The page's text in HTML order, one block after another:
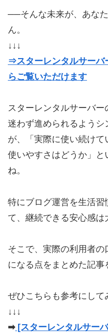
──そんな未来が、あな
ん。
↓↓↓
⇒スターレンタルサーバ
らご覧いただけます
スターレンタルサーバー
迷わず進められるよう
が、「実際に使い続け
使いやすさはどうか」と
ね。
特にブログ運営を生活習
て、継続できる安心感は
そこで、実際の利用者
になる点をまとめた記事
ぜひこちらも参考にして
↓↓↓
➡[スターレンタルサー